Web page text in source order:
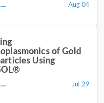
Aug 04
of Gold
Using
Jul 29